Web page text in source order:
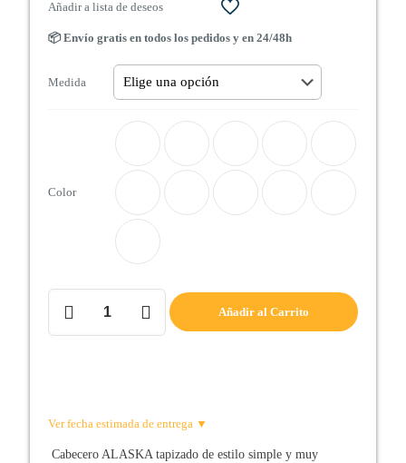
Añadir a lista de deseos
📦 Envío gratis en todos los pedidos y en 24/48h
Medida
Color
cama
Añadir al Carrito
Ver fecha estimada de entrega ▼
Cabecero ALASKA tapizado de estilo simple y muy